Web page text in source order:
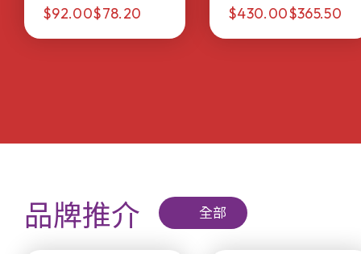
$92.00$78.20
$430.00$365.50
品牌推介 全部